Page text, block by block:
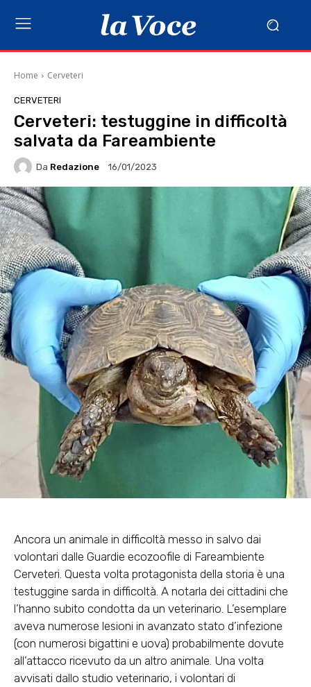
Home Cerveteri
CERVETERI
Cerveteri: testuggine in difficoltà
salvata da Fareambiente
Da Redazione 16/01/2023
Ancora un animale in difficoltà messo in salvo dai
volontari dalle Guardie ecozoofile di Fareambiente
Cerveteri. Questa volta protagonista della storia è una
testuggine sarda in difficoltà. A notarla dei cittadini che
l’hanno subito condotta da un veterinario. L’esemplare
aveva numerose lesioni in avanzato stato d’infezione
(con numerosi bigattini e uova) probabilmente dovute
all’attacco ricevuto da un altro animale. Una volta
avvisati dallo studio veterinario, i volontari di